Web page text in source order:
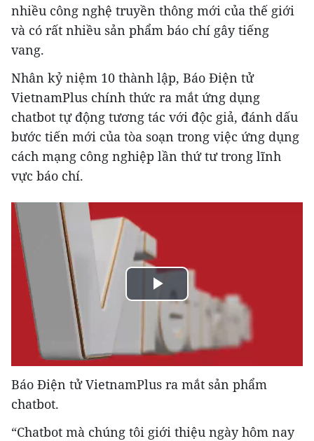
nhiều công nghệ truyền thông mới của thế giới
và có rất nhiều sản phẩm báo chí gây tiếng
vang.
Nhân kỷ niệm 10 thành lập, Báo Điện tử
VietnamPlus chính thức ra mắt ứng dụng
chatbot tự động tương tác với độc giả, đánh dấu
bước tiến mới của tòa soạn trong việc ứng dụng
cách mạng công nghiệp lần thứ tư trong lĩnh
vực báo chí.
Play
Video
Báo Điện tử VietnamPlus ra mắt sản phẩm
chatbot.
“Chatbot mà chúng tôi giới thiệu ngày hôm nay